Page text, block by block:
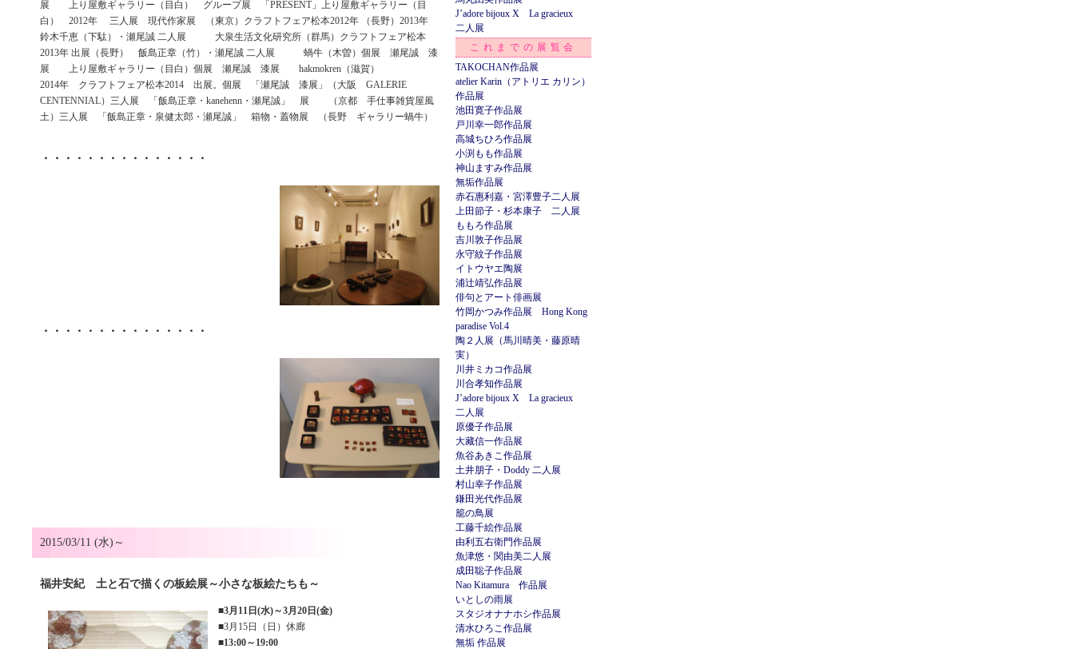
J’adore bijoux X La gracieux
二人展
これまでの展覧会
TAKOCHAN作品展
atelier Karin（アトリエ カリン）
作品展
池田寛子作品展
戸川幸一郎作品展
高城ちひろ作品展
小渕もも作品展
神山ますみ作品展
無垢作品展
赤石惠利嘉・宮澤豊子二人展
上田節子・杉本康子 二人展
ももろ作品展
吉川敦子作品展
永守紋子作品展
イトウヤエ陶展
浦辻靖弘作品展
俳句とアート俳画展
竹岡かつみ作品展 Hong Kong
paradise Vol.4
陶２人展（馬川晴美・藤原晴
実）
川井ミカコ作品展
川合孝知作品展
J’adore bijoux X La gracieux
二人展
原優子作品展
大藏信一作品展
魚谷あきこ作品展
土井朋子・Doddy 二人展
村山幸子作品展
鎌田光代作品展
籠の鳥展
工藤千絵作品展
由利五右衛門作品展
魚津悠・関由美二人展
成田聡子作品展
Nao Kitamura 作品展
いとしの雨展
スタジオナナホシ作品展
清水ひろこ作品展
無垢 作品展
展 上り屋敷ギャラリー（目白） グループ展 「PRESENT」上り屋敷ギャラリー（目
白） 2012年 三人展 現代作家展 （東京）クラフトフェア松本2012年 （長野）2013年
鈴木千恵（下駄）・瀬尾誠 二人展 大泉生活文化研究所（群馬）クラフトフェア松本
2013年 出展（長野） 飯島正章（竹）・瀬尾誠 二人展 蝸牛（木曽）個展 瀬尾誠 漆
展 上り屋敷ギャラリー（目白）個展 瀬尾誠 漆展 hakmokren（滋賀）
2014年 クラフトフェア松本2014 出展。個展 「瀬尾誠 漆展」（大阪 GALERIE
CENTENNIAL）三人展 「飯島正章・kanehenn・瀬尾誠」 展 （京都 手仕事雑貨屋風
土）三人展 「飯島正章・泉健太郎・瀬尾誠」 箱物・蓋物展 （長野 ギャラリー蝸牛）
・・・・・・・・・・・・・・・
・・・・・・・・・・・・・・・
2015/03/11 (水)～
福井安紀 土と石で描くの板絵展～小さな板絵たちも～
■3月11日(水)～3月20日(金)
■3月15日（日）休廊
■13:00～19:00